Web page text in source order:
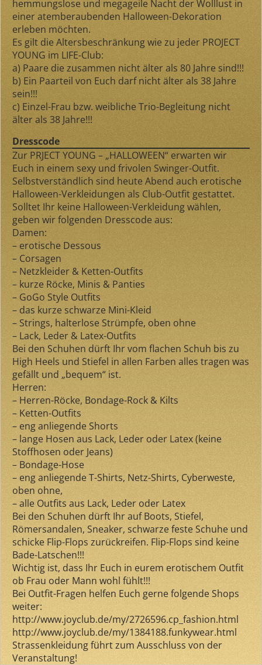
hemmungslose und megageile Nacht der Wolllust in
einer atemberaubenden Halloween-Dekoration
erleben möchten.
Es gilt die Altersbeschränkung wie zu jeder PROJECT
YOUNG im LIFE-Club:
a) Paare die zusammen nicht älter als 80 Jahre sind!!!
b) Ein Paarteil von Euch darf nicht älter als 38 Jahre
sein!!!
c) Einzel-Frau bzw. weibliche Trio-Begleitung nicht
älter als 38 Jahre!!!
Dresscode
Zur PRJECT YOUNG – „HALLOWEEN“ erwarten wir
Euch in einem sexy und frivolen Swinger-Outfit.
Selbstverständlich sind heute Abend auch erotische
Halloween-Verkleidungen als Club-Outfit gestattet.
Solltet Ihr keine Halloween-Verkleidung wählen,
geben wir folgenden Dresscode aus:
Damen:
– erotische Dessous
– Corsagen
– Netzkleider & Ketten-Outfits
– kurze Röcke, Minis & Panties
– GoGo Style Outfits
– das kurze schwarze Mini-Kleid
– Strings, halterlose Strümpfe, oben ohne
– Lack, Leder & Latex-Outfits
Bei den Schuhen dürft Ihr vom flachen Schuh bis zu
High Heels und Stiefel in allen Farben alles tragen was
gefällt und „bequem“ ist.
Herren:
– Herren-Röcke, Bondage-Rock & Kilts
– Ketten-Outfits
– eng anliegende Shorts
– lange Hosen aus Lack, Leder oder Latex (keine
Stoffhosen oder Jeans)
– Bondage-Hose
– eng anliegende T-Shirts, Netz-Shirts, Cyberweste,
oben ohne,
– alle Outfits aus Lack, Leder oder Latex
Bei den Schuhen dürft Ihr auf Boots, Stiefel,
Römersandalen, Sneaker, schwarze feste Schuhe und
schicke Flip-Flops zurückreifen. Flip-Flops sind keine
Bade-Latschen!!!
Wichtig ist, dass Ihr Euch in eurem erotischem Outfit
ob Frau oder Mann wohl fühlt!!!
Bei Outfit-Fragen helfen Euch gerne folgende Shops
weiter:
http://www.joyclub.de/my/2726596.cp_fashion.html
http://www.joyclub.de/my/1384188.funkywear.html
Strassenkleidung führt zum Ausschluss von der
Veranstaltung!